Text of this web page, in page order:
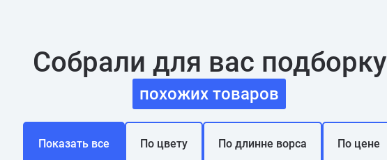
Собрали для вас подборку
похожих товаров
Показать все По цвету По длинне ворса По цене